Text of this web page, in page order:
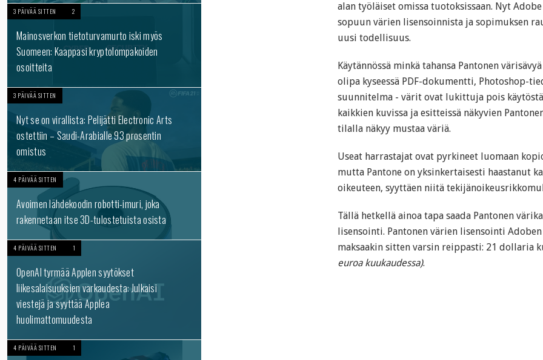
3 PÄIVÄÄ SITTEN 2
Mainosverkon tietoturvamurto iski myös
Suomeen: Kaappasi kryptolompakoiden
osoitteita
3 PÄIVÄÄ SITTEN
Nyt se on virallista: Pelijätti Electronic Arts
ostettiin – Saudi-Arabialle 93 prosentin
omistus
4 PÄIVÄÄ SITTEN
Avoimen lähdekoodin robotti-imuri, joka
rakennetaan itse 3D-tulostetuista osista
4 PÄIVÄÄ SITTEN 1
OpenAI tyrmää Applen syytökset
liikesalaisuuksien varkaudesta: Julkaisi
viestejä ja syyttää Applea
huolimattomuudesta
4 PÄIVÄÄ SITTEN 1
alan työläiset omissa tuotoksissaan. Nyt
sopuun värien lisensoinnista ja sopimuksen
uusi todellisuus.
Käytännössä minkä tahansa Pantonen
olipa kyseessä PDF-dokumentti, Photoshop-
suunnitelma - värit ovat lukittuja pois
kaikkien kuvissa ja esitteissä näkyvien
tilalla näkyy mustaa väriä.
Useat harrastajat ovat pyrkineet luomaan
mutta Pantone on yksinkertaisesti haastanut
oikeuteen, syyttäen niitä
Tällä hetkellä ainoa tapa saada Pantonen
lisensointi. Pantonen värien lisensointi
maksaakin sitten varsin reippasti: 21 dollaria
euroa kuukaudessa).